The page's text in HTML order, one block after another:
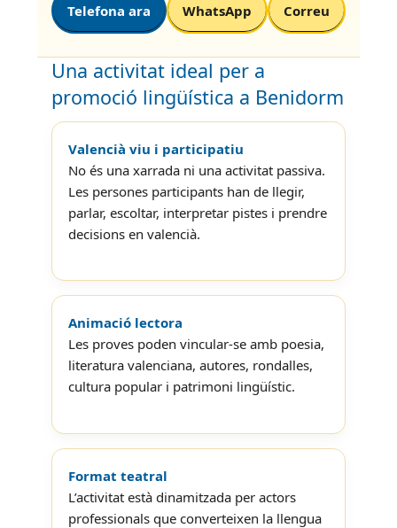
Telefona ara WhatsApp Correu
Una activitat ideal per a
promoció lingüística a Benidorm
Valencià viu i participatiu
No és una xarrada ni una activitat passiva.
Les persones participants han de llegir,
parlar, escoltar, interpretar pistes i prendre
decisions en valencià.
Animació lectora
Les proves poden vincular-se amb poesia,
literatura valenciana, autores, rondalles,
cultura popular i patrimoni lingüístic.
Format teatral
L’activitat està dinamitzada per actors
professionals que converteixen la llengua